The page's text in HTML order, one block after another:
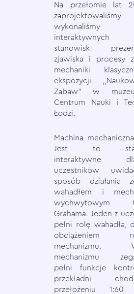
Na przełomie lat
interaktywnych
stanowisk
zjawiska i procesy
mechaniki
ekspozycji
Zabaw” w
Centrum Nauki i
Łodzi.
Machina
Jest to
interaktywne
uczestników
sposób działania
wahadłem i
wychwytowym
Grahama. Jeden z
pełni rolę wahadła,
obciążeniem
mechanizmu.
mechanizmu
pełni funkcje
przekładni
przełożeniu 1:60